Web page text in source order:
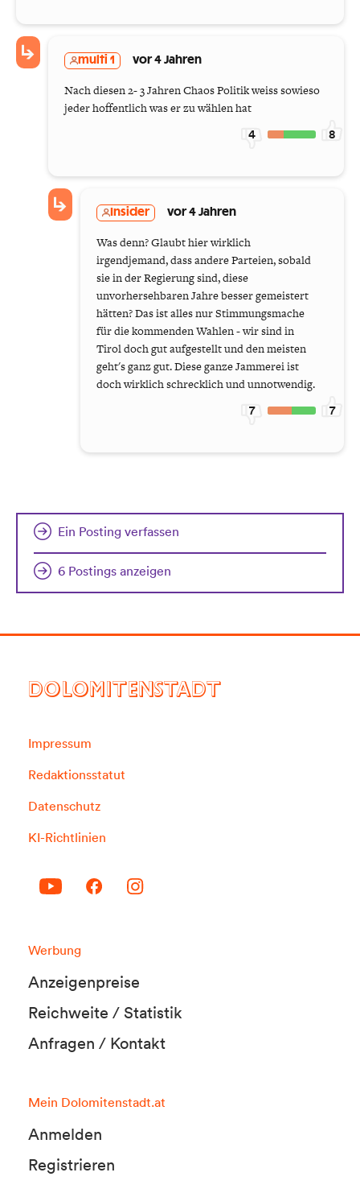
multi 1 vor 4 Jahren
Nach diesen 2- 3 Jahren Chaos Politik weiss sowieso
jeder hoffentlich was er zu wählen hat
4 8
Insider vor 4 Jahren
Was denn? Glaubt hier wirklich
irgendjemand, dass andere Parteien, sobald
sie in der Regierung sind, diese
unvorhersehbaren Jahre besser gemeistert
hätten? Das ist alles nur Stimmungsmache
für die kommenden Wahlen - wir sind in
Tirol doch gut aufgestellt und den meisten
geht's ganz gut. Diese ganze Jammerei ist
doch wirklich schrecklich und unnotwendig.
7 7
Ein Posting verfassen
6 Postings anzeigen
DOLOMITENSTADT
Impressum
Redaktionsstatut
Datenschutz
KI-Richtlinien
Werbung
Anzeigenpreise
Reichweite / Statistik
Anfragen / Kontakt
Mein Dolomitenstadt.at
Anmelden
Registrieren